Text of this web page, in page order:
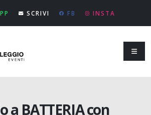
SCRIVI FB INSTA
a BATTERIA con